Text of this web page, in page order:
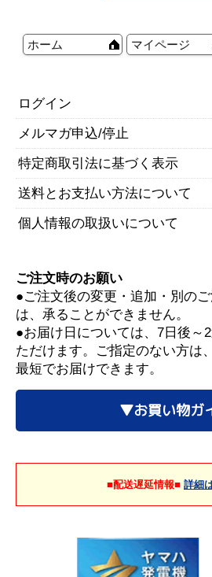
ホーム マイページ
ログイン
メルマガ申込/停止
特定商取引法に基づく表示
送料とお支払い方法について
個人情報の取扱いについて
ご注文時のお願い
●ご注文後の変更・追加・別の
は、承ることができません。
●お届け日については、7日後～
ただけます。ご指定のない方は
最短でお届けできます。
▼お買い物ガ
■配送遅延情報■ 詳細